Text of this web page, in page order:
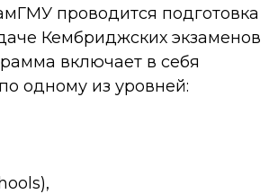
проводится подготовка
Кембриджских экзаменов
включает в себя
одному из уровней: